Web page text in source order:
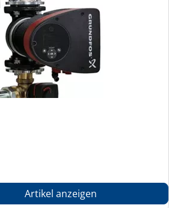
Artikel anzeigen